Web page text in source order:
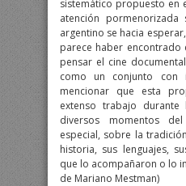
sistemático propuesto en
atención
argentino se hacia
parece haber
pensar el cine
como un conjunto con
mencionar que esta
extenso trabajo
diversos momentos
especial, sobre la
historia, sus lenguajes,
que lo acompañaron o lo
de Mariano Mestman)